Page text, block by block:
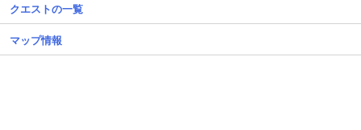
クエストの一覧
マップ情報